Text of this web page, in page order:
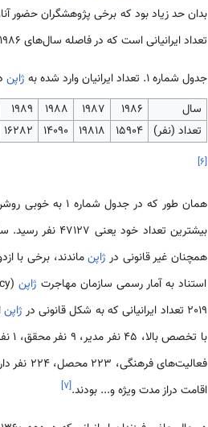
بدان حد زیاد بود که برخی پژوهشگران حضور
تعداد ایرانیانی است که در فاصله سال‌های 1986 تا 1996 به
جدول شماره 1. تعداد ایرانیان وارد شده به ژاپن
سال
1986
1987
1988
1989
تعداد (نفر)
15904
19818
14090
16282
[۶]
همان طور که در جدول شماره 1 به خوبی روشن است، تا سال 1991 [1369 ش] ورود ایرانیان به
بیشترین
همچنان غیر قانونی در ژاپنماندند، برخی با
استناد به آمار رسمی سازمان مهاجرت ژاپن
2019 تعداد ایرانیانی که به شکل قانونی در
ژاپن
اقامت دراز مدت ویژه و... بودند.[۷]